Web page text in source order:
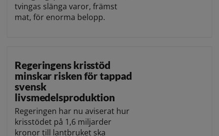
tvingas slänga varor, främst
mat, för enorma belopp.
Regeringens krisstöd
minskar risken för tappad
svensk
livsmedelsproduktion
Regeringen har nu aviserat hur
krisstödet på 1,6 miljarder
kronor till lantbruket ska